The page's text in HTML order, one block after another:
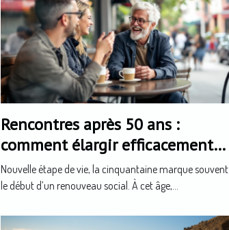
Rencontres après 50 ans :
comment élargir efficacement
son cercle social
Nouvelle étape de vie, la cinquantaine marque souvent
le début d’un renouveau social. À cet âge,...